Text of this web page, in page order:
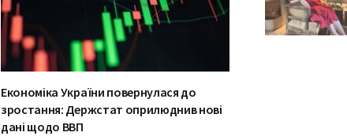
Економіка України повернулася до
зростання: Держстат оприлюднив нові
дані щодо ВВП